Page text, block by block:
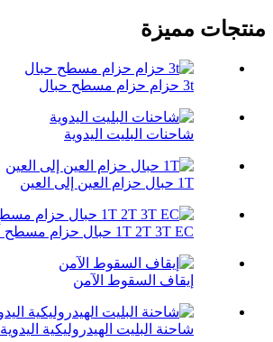
منتجات مميزة
3t حزام حزام مسطح حبال
شاحنات البليت اليدوية
1T حبال حزام العين إلى العين
1T 2T 3T EC حبال حزام مسطح أبيض
إيقاف السقوط الآمن
شاحنة البليت الهيدروليكية اليدوية